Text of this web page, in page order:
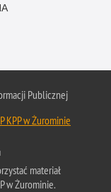
Publicznej
KPP w Żurominie
materiał
w Żurominie.